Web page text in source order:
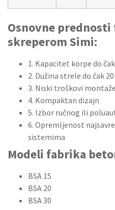
Osnovne
skreperom Simi:
1. Kapacitet korpe do
2. Dužina strele do čak
3. Niski troškovi montaže
4. Kompaktan dizajn
5. Izbor ručnog ili
6. Opremljenost
sistemima
Modeli fabrika
BSA 15
BSA 20
BSA 30